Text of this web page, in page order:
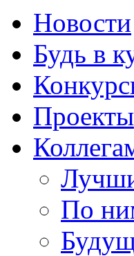
Новости
Будь в
Проекты
По